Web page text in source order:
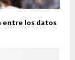
entre los datos